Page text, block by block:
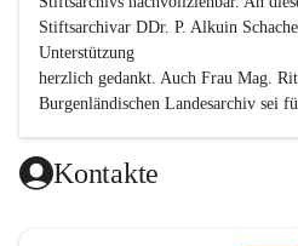
Stiftsarchivar DDr. P. Alkuin
Unterstützung
herzlich gedankt. Auch Frau Mag.
Burgenländischen Landesarchiv sei
Dank gilt den Textautoren dieser
Redaktionsteam, für die gute
Kontakte